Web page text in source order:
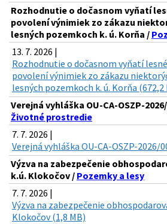
Rozhodnutie o dočasnom vyňatí
povolení výnimiek zo zákazu
lesných pozemkoch k. ú. Korňa /
13. 7. 2026 |
Rozhodnutie o dočasnom vyňatí
povolení výnimiek zo zákazu
lesných pozemkoch k. ú. Korňa (672,2
Verejná vyhláška OU-CA-OSZP-
Životné prostredie
7. 7. 2026 |
Verejná vyhláška OU-CA-OSZP-2026/
Výzva na zabezpečenie
k.ú. Klokočov / Pozemky a lesy
7. 7. 2026 |
Výzva na zabezpečenie
Klokočov (1,8 MB)